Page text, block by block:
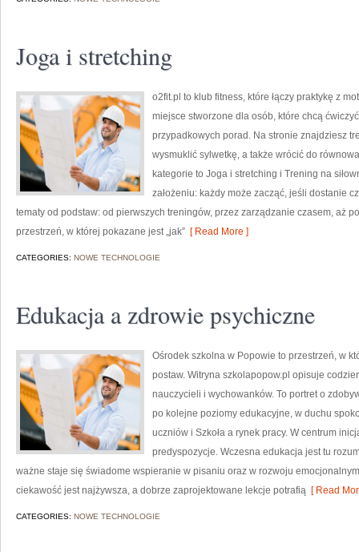
Joga i stretching
o2fit.pl to klub fitness, które łączy praktykę z
miejsce stworzone dla osób, które chcą
przypadkowych porad. Na stronie znajdziesz
wysmuklić sylwetkę, a także wrócić do
kategorie to Joga i stretching i Trening na
założeniu: każdy może zacząć, jeśli dostanie
tematy od podstaw: od pierwszych treningów, przez zarządzanie czasem, aż
przestrzeń, w której pokazane jest „jak” [ Read More ]
CATEGORIES: NOWE TECHNOLOGIE
Edukacja a zdrowie psychiczne
Ośrodek szkolna w Popowie to przestrzeń, w
postaw. Witryna szkolapopow.pl opisuje
nauczycieli i wychowanków. To portret o
po kolejne poziomy edukacyjne, w duchu
uczniów i Szkoła a rynek pracy. W centrum
predyspozycje. Wczesna edukacja jest tu
ważne staje się świadome wspieranie w pisaniu oraz w rozwoju
ciekawość jest najżywsza, a dobrze zaprojektowane lekcje potrafią [ Read
CATEGORIES: NOWE TECHNOLOGIE